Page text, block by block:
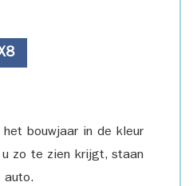
bouwjaar in de kleur
zo te zien krijgt, staan
auto.